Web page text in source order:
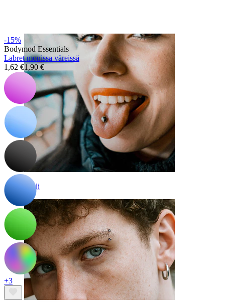
Kieli
-15%
Bodymod Essentials
Labret monissa väreissä
1,62 €1,90 €
+3